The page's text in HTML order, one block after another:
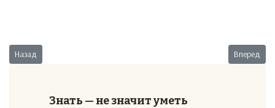
Предыдущий: Тендер-2
Назад Вперед
Знать — не значит уметь